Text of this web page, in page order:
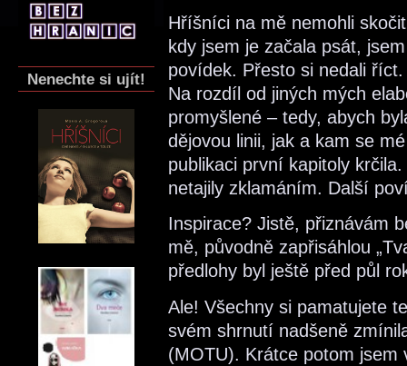
Nenechte si ujít!
Hříšníci na mě nemohli
kdy jsem je začala psát,
povídek. Přesto si nedali
Na rozdíl od jiných mých
promyšlené – tedy, abych
dějovou linii, jak a kam se
publikaci první kapitoly
netajily zklamáním. Další
Inspirace? Jistě, přiznávám
mě, původně zapřisáhlou
předlohy byl ještě před půl
Ale! Všechny si pamatujete
svém shrnutí nadšeně
(MOTU). Krátce potom jsem